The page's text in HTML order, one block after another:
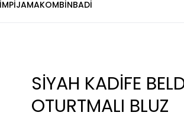
PİJAMAKOMBİNBADİ
SİYAH KADİFE
OTURTMALI BLUZ